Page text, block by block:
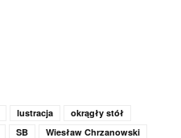
lustracja
okrągły stół
SB Wiesław Chrzanowski